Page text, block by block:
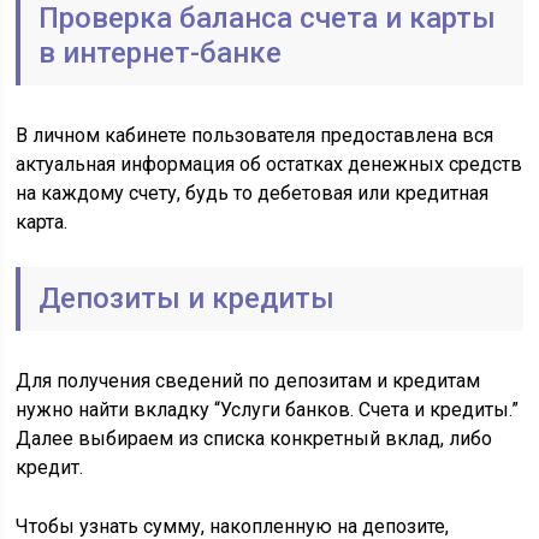
Проверка баланса счета и карты
в интернет-банке
В личном кабинете пользователя предоставлена вся
актуальная информация об остатках денежных средств
на каждому счету, будь то дебетовая или кредитная
карта.
Депозиты и кредиты
Для получения сведений по депозитам и кредитам
нужно найти вкладку “Услуги банков. Счета и кредиты.”
Далее выбираем из списка конкретный вклад, либо
кредит.
Чтобы узнать сумму, накопленную на депозите,